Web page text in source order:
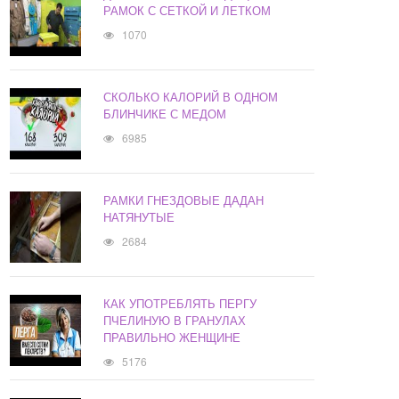
РАМОК С СЕТКОЙ И ЛЕТКОМ
1070
СКОЛЬКО КАЛОРИЙ В ОДНОМ
БЛИНЧИКЕ С МЕДОМ
6985
РАМКИ ГНЕЗДОВЫЕ ДАДАН
НАТЯНУТЫЕ
2684
КАК УПОТРЕБЛЯТЬ ПЕРГУ
ПЧЕЛИНУЮ В ГРАНУЛАХ
ПРАВИЛЬНО ЖЕНЩИНЕ
5176